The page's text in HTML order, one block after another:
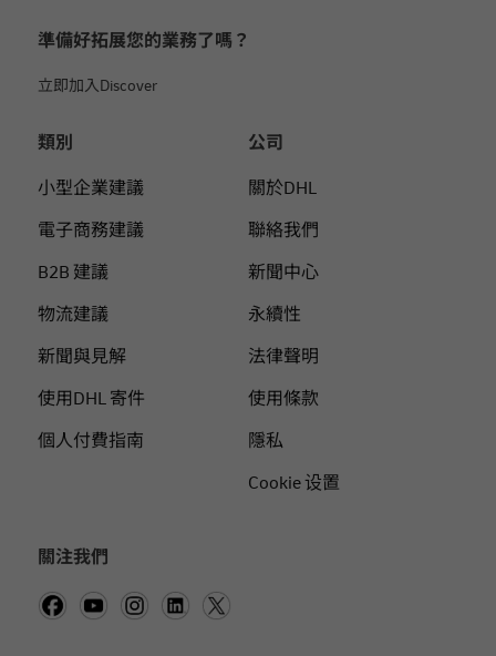
準備好拓展您的業務了嗎？
立即加入Discover
類別
小型企業建議
電子商務建議
B2B 建議
物流建議
新聞與見解
使用DHL 寄件
個人付費指南
公司
關於DHL
聯絡我們
新聞中心
永續性
法律聲明
使用條款
隱私
Cookie 设置
關注我們